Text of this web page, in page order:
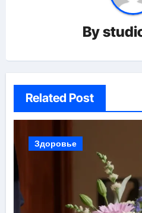
By
Related Post
Здоровье